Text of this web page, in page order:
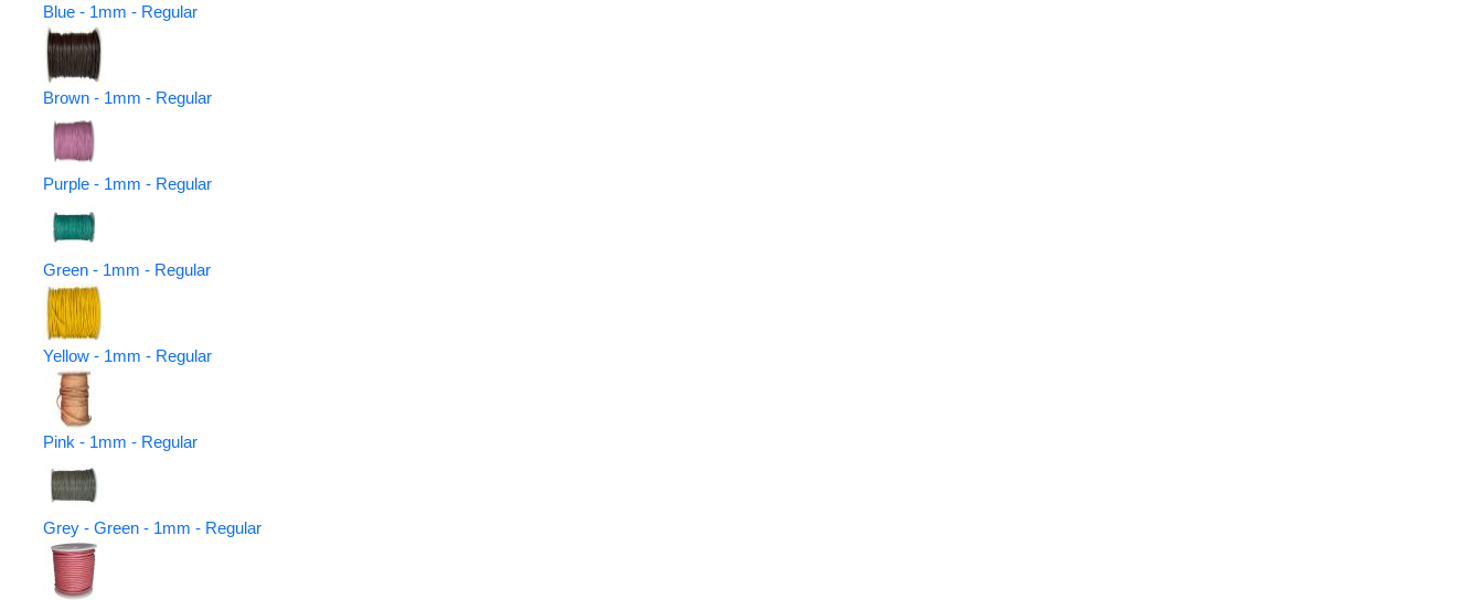
Blue - 1mm - Regular
Brown - 1mm - Regular
Purple - 1mm - Regular
Green - 1mm - Regular
Yellow - 1mm - Regular
Pink - 1mm - Regular
Grey - Green - 1mm - Regular